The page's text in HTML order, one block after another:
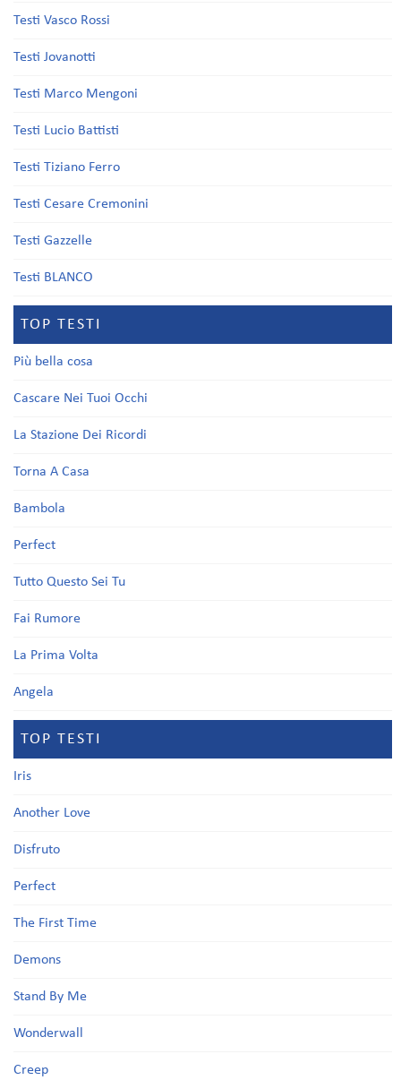
Testi Vasco Rossi
Testi Jovanotti
Testi Marco Mengoni
Testi Lucio Battisti
Testi Tiziano Ferro
Testi Cesare Cremonini
Testi Gazzelle
Testi BLANCO
TOP TESTI
Più bella cosa
Cascare Nei Tuoi Occhi
La Stazione Dei Ricordi
Torna A Casa
Bambola
Perfect
Tutto Questo Sei Tu
Fai Rumore
La Prima Volta
Angela
TOP TESTI
Iris
Another Love
Disfruto
Perfect
The First Time
Demons
Stand By Me
Wonderwall
Creep